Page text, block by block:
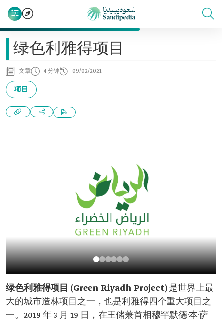
绿色利雅得项目
文章 4 分钟 09/02/2021
项目
绿色利雅得项目 (Green Riyadh Project) 是世界上最
大的城市造林项目之一，也是利雅得四个重大项目之
一。2019 年 3 月 19 日，在王储兼首相穆罕默德·本·萨